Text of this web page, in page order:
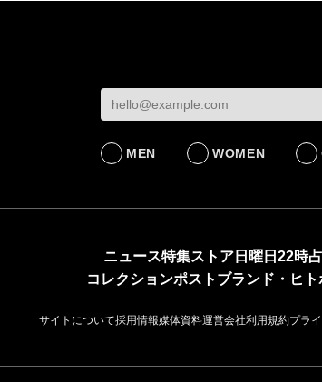
ゴールドウイ
82%減 ザ・
BUSINESS
MEN WOMEN
ニュース特集ストア 日曜日22時
コレクションポスト ブランド・ヒト
サイトについて採用情報媒体資料運営会社利用規約プラ